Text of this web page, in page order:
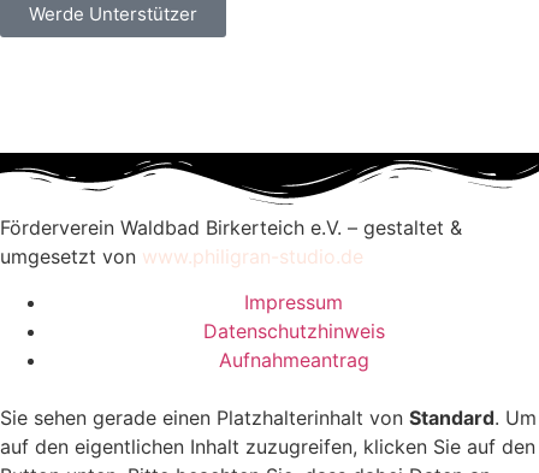
Werde Unterstützer
Förderverein Waldbad Birkerteich e.V. – gestaltet &
umgesetzt von www.philigran-studio.de
Impressum
Datenschutzhinweis
Aufnahmeantrag
Sie sehen gerade einen Platzhalterinhalt von Standard. Um
auf den eigentlichen Inhalt zuzugreifen, klicken Sie auf den